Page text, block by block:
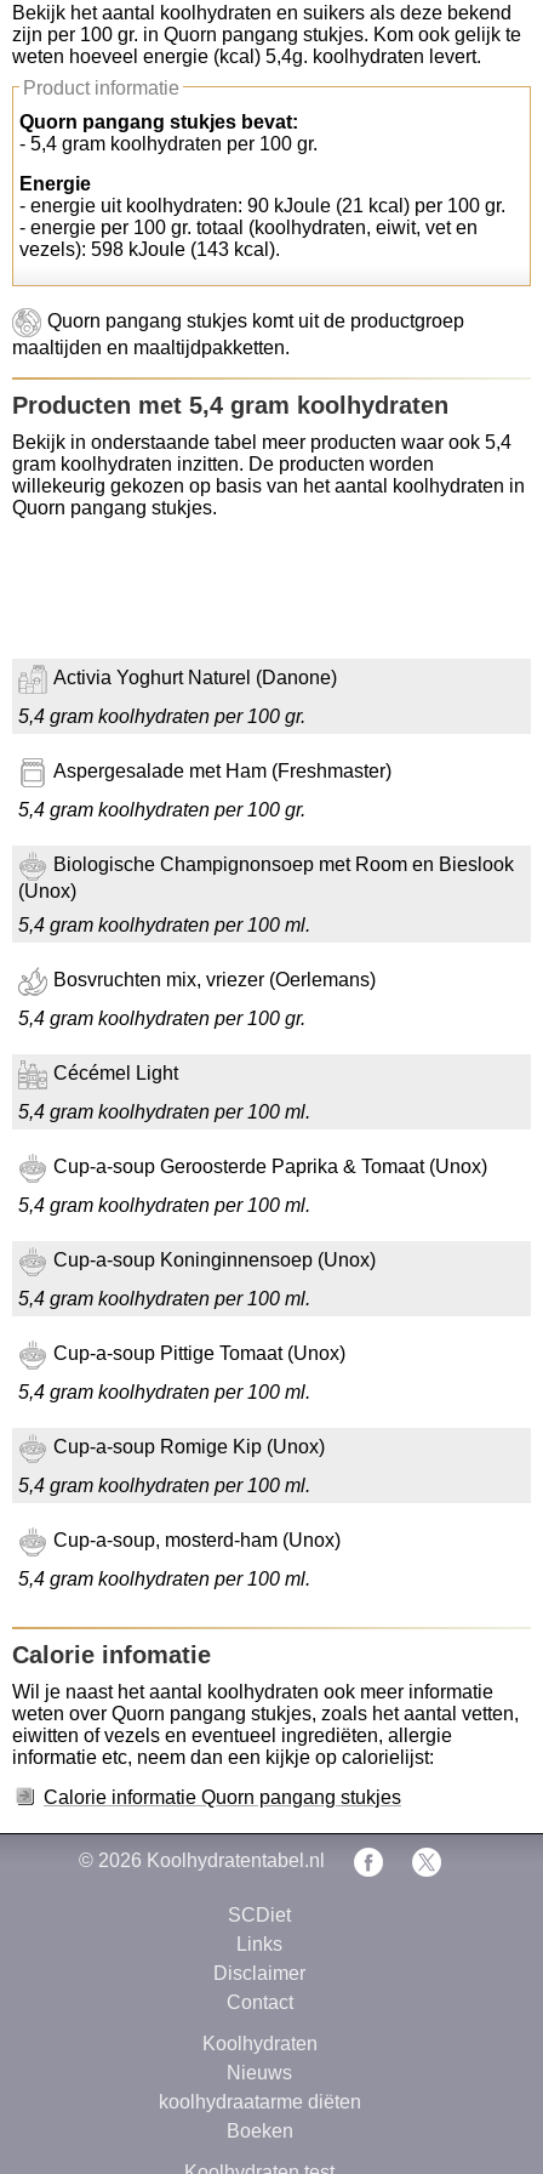
Koolhydraten tellen
Links
Bekijk het aantal koolhydraten en suikers als deze bekend
zijn per 100 gr. in Quorn pangang stukjes. Kom ook gelijk te
weten hoeveel energie (kcal) 5,4g. koolhydraten levert.
Product informatie
Quorn pangang stukjes bevat:
- 5,4 gram koolhydraten per 100 gr.
Energie
- energie uit koolhydraten: 90 kJoule (21 kcal) per 100 gr.
- energie per 100 gr. totaal (koolhydraten, eiwit, vet en
vezels): 598 kJoule (143 kcal).
Quorn pangang stukjes komt uit de productgroep
maaltijden en maaltijdpakketten.
Producten met 5,4 gram koolhydraten
Bekijk in onderstaande tabel meer producten waar ook 5,4
gram koolhydraten inzitten. De producten worden
willekeurig gekozen op basis van het aantal koolhydraten in
Quorn pangang stukjes.
Activia Yoghurt Naturel (Danone)
5,4 gram koolhydraten per 100 gr.
Aspergesalade met Ham (Freshmaster)
5,4 gram koolhydraten per 100 gr.
Biologische Champignonsoep met Room en Bieslook
(Unox)
5,4 gram koolhydraten per 100 ml.
Bosvruchten mix, vriezer (Oerlemans)
5,4 gram koolhydraten per 100 gr.
Cécémel Light
5,4 gram koolhydraten per 100 ml.
Cup-a-soup Geroosterde Paprika & Tomaat (Unox)
5,4 gram koolhydraten per 100 ml.
Cup-a-soup Koninginnensoep (Unox)
5,4 gram koolhydraten per 100 ml.
Cup-a-soup Pittige Tomaat (Unox)
5,4 gram koolhydraten per 100 ml.
Cup-a-soup Romige Kip (Unox)
5,4 gram koolhydraten per 100 ml.
Cup-a-soup, mosterd-ham (Unox)
5,4 gram koolhydraten per 100 ml.
Calorie infomatie
Wil je naast het aantal koolhydraten ook meer informatie
weten over Quorn pangang stukjes, zoals het aantal vetten,
eiwitten of vezels en eventueel ingrediëten, allergie
informatie etc, neem dan een kijkje op calorielijst:
Calorie informatie Quorn pangang stukjes
© 2026 Koolhydratentabel.nl
SCDiet
Links
Disclaimer
Contact
Koolhydraten
Nieuws
koolhydraatarme diëten
Boeken